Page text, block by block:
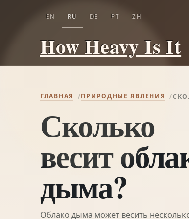
How Heavy Is It
EN RU DE PT ZH
ГЛАВНАЯ ПРИРОДНЫЕ ЯВЛЕНИЯ
Сколько
весит
дыма?
Облако дыма может весить